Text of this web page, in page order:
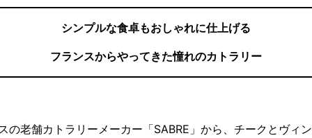
シンプルな食卓もおしゃれに仕上げる
フランスからやってきた憧れのカトラリー
の老舗カトラリーメーカー「SABRE」から、チークとヴィ